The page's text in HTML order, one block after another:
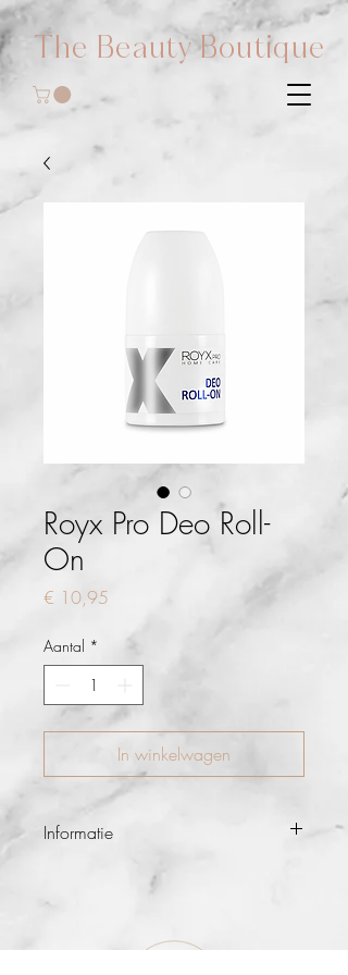
The Beauty Boutique
Royx Pro Deo Roll-
On
€ 10,95
Aantal *
In winkelwagen
Informatie
Deze ROYX PRO roll-on deodorant
erg mild voor de huid. De deodorant